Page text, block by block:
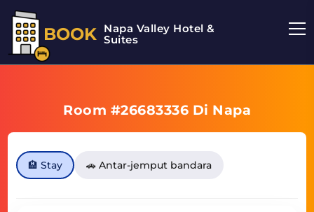
BOOK Napa Valley Hotel &
Suites
Room #26683336 Di Napa
🏨 Stay 🚗 Antar-jemput bandara